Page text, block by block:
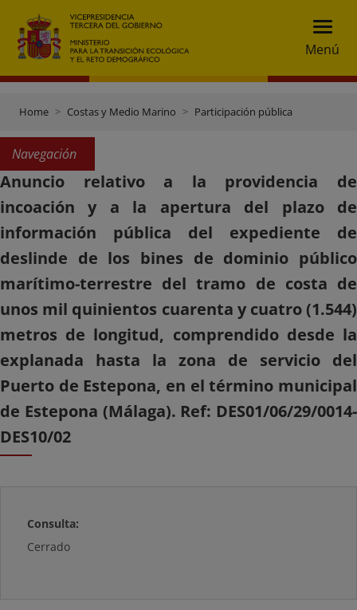
Menú
Home Costas y Medio Marino Participación pública
Navegación
Anuncio relativo a la providencia de
incoación y a la apertura del plazo de
información pública del expediente de
deslinde de los bines de dominio público
marítimo-terrestre del tramo de costa de
unos mil quinientos cuarenta y cuatro (1.544)
metros de longitud, comprendido desde la
explanada hasta la zona de servicio del
Puerto de Estepona, en el término municipal
de Estepona (Málaga). Ref: DES01/06/29/0014-
DES10/02
Consulta:
Cerrado